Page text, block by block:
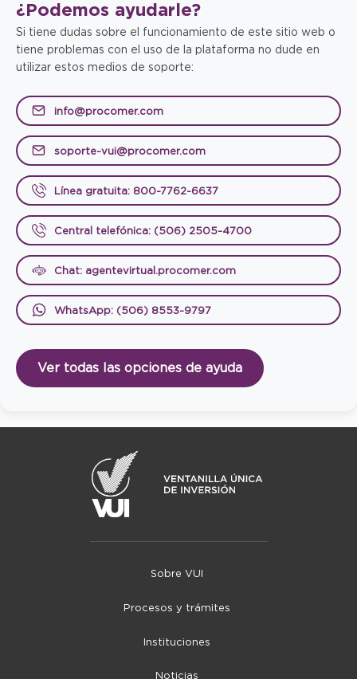
¿Podemos ayudarle?
Si tiene dudas sobre el funcionamiento de este sitio web o
tiene problemas con el uso de la plataforma no dude en
utilizar estos medios de soporte:
info@procomer.com
soporte-vui@procomer.com
Línea gratuita: 800-7762-6637
Central telefónica: (506) 2505-4700
Chat: agentevirtual.procomer.com
WhatsApp: (506) 8553-9797
Ver todas las opciones de ayuda
Sobre VUI
Procesos y trámites
Instituciones
Noticias